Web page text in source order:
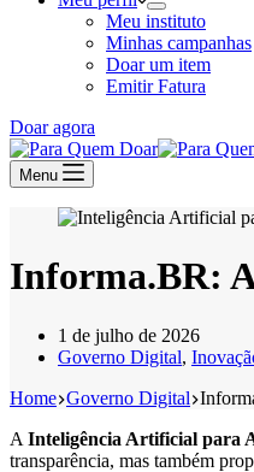
Meu instituto
Minhas campanhas
Doar um item
Emitir Fatura
Doar agora
Menu
Informa.BR: A
1 de julho de 2026
Governo Digital,
Home Governo Digital
A Inteligência Artificial para
transparência, mas também